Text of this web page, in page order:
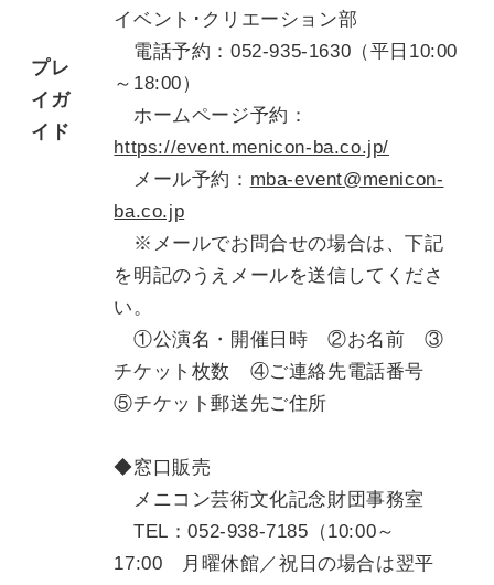
プレ
イガ
イド
イベント･クリエーション部
電話予約：052-935-1630（平日10:00
～18:00）
ホームページ予約：
https://event.menicon-ba.co.jp/
メール予約： mba-event@menicon-
ba.co.jp
※メールでお問合せの場合は、下記
を明記のうえメールを送信してくださ
い。
①公演名・開催日時 ②お名前 ③
チケット枚数 ④ご連絡先電話番号
⑤チケット郵送先ご住所
◆窓口販売
メニコン芸術文化記念財団事務室
TEL：052-938-7185（10:00～
17:00 月曜休館／祝日の場合は翌平